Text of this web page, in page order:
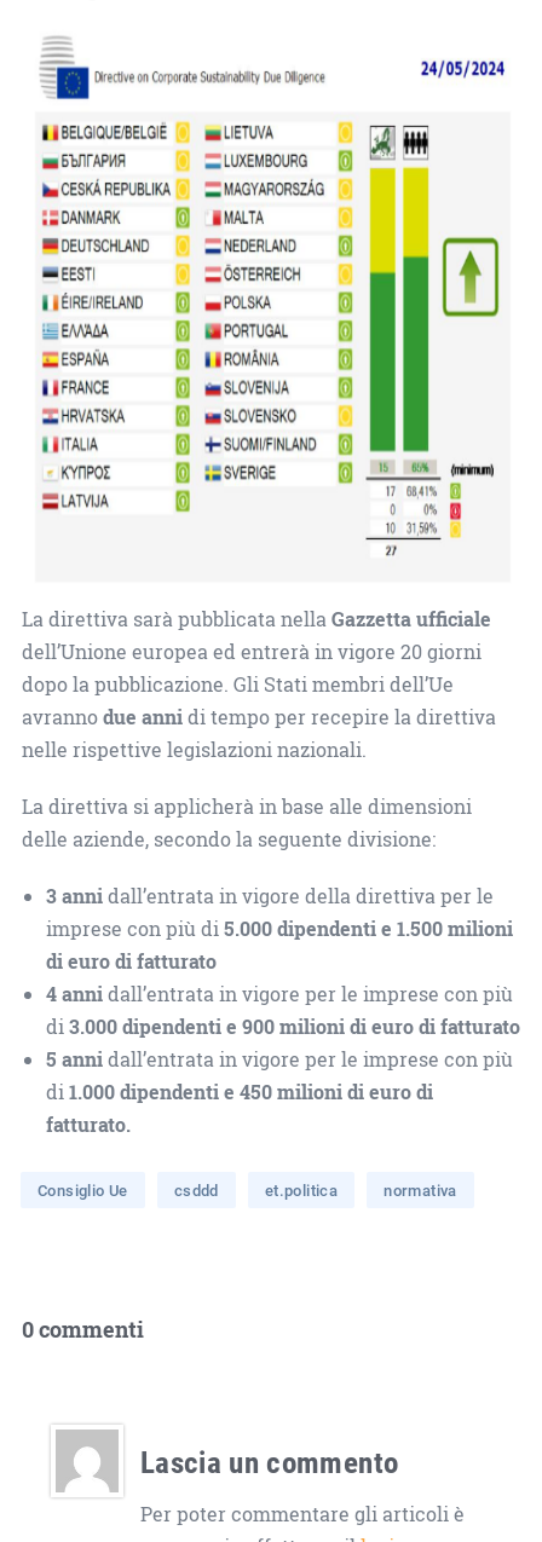
La direttiva sarà pubblicata nellaGazzetta ufficiale
dell’Unione europea ed entrerà in vigore 20 giorni
dopo la pubblicazione. Gli Stati membri dell’Ue
avrannodue annidi tempo per recepire la direttiva
nelle rispettive legislazioni nazionali.
La direttiva si applicherà in base alle dimensioni
delle aziende, secondo la seguente divisione:
3 annidall’entrata in vigore della direttiva per le
imprese con più di5.000 dipendenti e 1.500 milioni
di euro di fatturato
4 annidall’entrata in vigore per le imprese con più
di3.000 dipendenti e 900 milioni di euro di fatturato
5 annidall’entrata in vigore per le imprese con più
di1.000 dipendenti e 450 milioni di euro di
fatturato.
Consiglio Ue csddd et.politica normativa
0 commenti
Lascia un commento
Per poter commentare gli articoli è